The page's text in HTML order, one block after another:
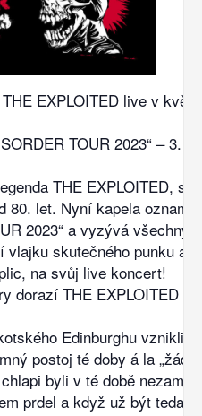
EXPLOITED live v
TOUR 2023“ – 3.
THE EXPLOITED, se
80. let. Nyní kapela
2023“ a vyzývá všechny
skutečného punku a
na svůj live koncert!
dorazí THE EXPLOITED
Edinburghu vznikli
postoj té doby á la
byli v té době
prdel a když už být teda